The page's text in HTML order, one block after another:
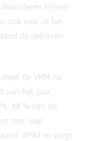
blijven
ook vast in het
de debieten
de VMM nu
van het jaar.
48 % van de
zeer lage
49%) en zorgt